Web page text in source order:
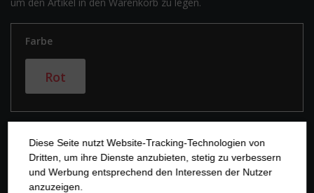
Farbe
Rot
Diese Seite nutzt Website-Tracking-Technologien von
Dritten, um ihre Dienste anzubieten, stetig zu verbessern
und Werbung entsprechend den Interessen der Nutzer
anzuzeigen.